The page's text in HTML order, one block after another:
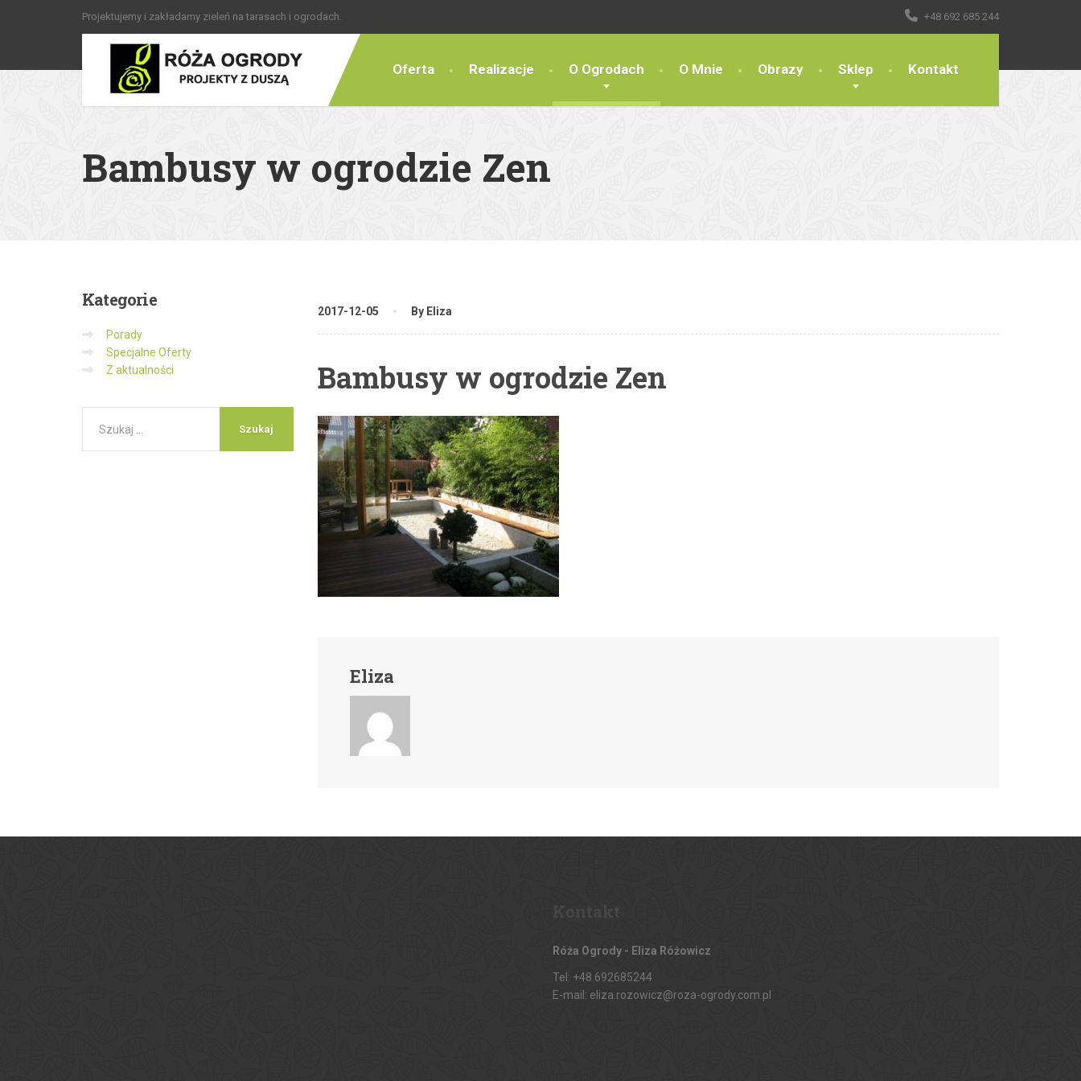
Projektujemy i zakładamy zieleń na tarasach i ogrodach. +48 692 685 244
Oferta Realizacje O Ogrodach O Mnie Obrazy Sklep Kontakt
Bambusy w ogrodzie Zen
2017-12-05 By Eliza
Bambusy w ogrodzie Zen
Eliza
Kategorie
Porady
Specjalne Oferty
Z aktualności
Róża Ogrody - Eliza Różowicz
Tel: +48 692685244
E-mail: eliza.rozowicz@roza-ogrody.com.pl